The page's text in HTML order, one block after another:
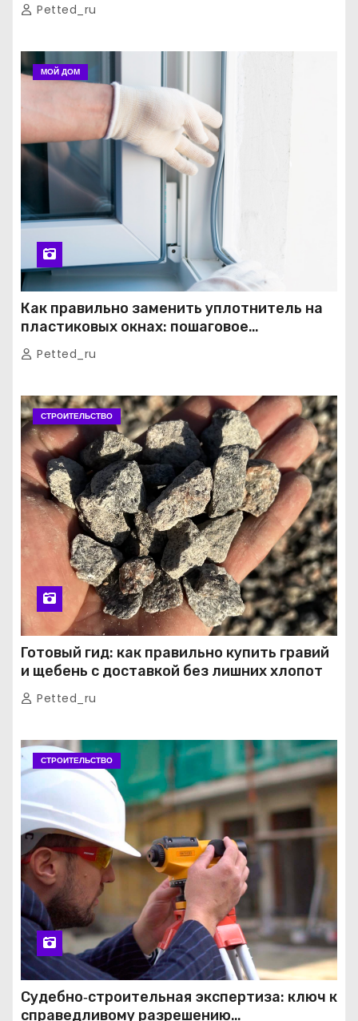
Petted_ru
МОЙ ДОМ
Как правильно заменить уплотнитель на
пластиковых окнах: пошаговое
руководство от экспертов
Petted_ru
СТРОИТЕЛЬСТВО
Готовый гид: как правильно купить гравий
и щебень с доставкой без лишних хлопот
Petted_ru
СТРОИТЕЛЬСТВО
Судебно‑строительная экспертиза: ключ к
справедливому разрешению